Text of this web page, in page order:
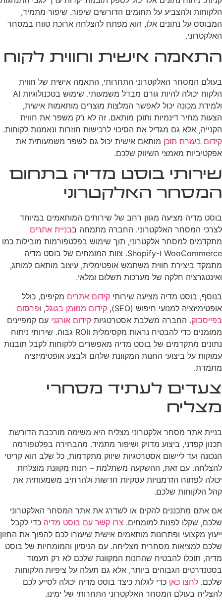
הלקוחות ולהצביע על תחומים הדורשים שיפור. שיפור מתמיד,
המבוסס על נתונים אלו, הוא מפתח להצלחה ארוכת טווח במסחר
האלקטרוני.
התאמה אישית וחווית לקוח
בעולם המסחר האלקטרוני התחרותי, התאמה אישית של חווית
הלקוח יכולה להיות גורם מבדל משמעותי. שימוש בטכנולוגיות AI
ולמידת מכונה יכול לאפשר המלצות מוצרים מותאמות אישית,
הצעות מחיר דינמיות ותוכן מותאם. זה לא רק משפר את חווית
הקנייה, אלא גם מגדיל את הסיכוי לרכישות חוזרות ונאמנות לקוחות.
קידום בעזרת תוכן מותאם אישית יכול גם לשפר משמעותית את
אפקטיביות מאמצי השיווק שלכם.
שירותי בוסט מדיה בתחום
המסחר האלקטרוני
בוסט מדיה מציעה מגוון רחב של שירותים המותאמים במיוחד
לצרכי המסחר האלקטרוני. החברה מתמחה בבניית אתרים
מתקדמים למסחר אלקטרוני, תוך שימוש בפלטפורמות מובילות כמו
WooCommerce ו-Shopify. צוות המומחים של בוסט מדיה
מתמקד ביצירת חווית משתמש אופטימלית, עיצוב מותאם למותג,
ואינטגרציה חלקה של מערכות תשלום ומלאי.
בנוסף, בוסט מדיה מציעה שירותי קידום אתרים מקיפים, כולל
אופטימיזציה למנועי חיפוש (SEO),
קידום ממומן בגוגל, ופרסום
בפייסבוק. החברה משלבת אסטרטגיות קידום אורגני עם קמפיינים
ממומנים כדי להבטיח נראות מקסימלית וROI גבוה. שירותי ניתוח
נתונים מתקדמים של בוסט מדיה מאפשרים ללקוחות לקבל תובנות
עמוקות על ביצועי החנות המקוונת שלהם ולבצע אופטימיזציה
מתמדת.
צעדים לעתיד מסחרי
מצליח
בניית אתר מסחר אלקטרוני מצליח היא משימה מורכבת הדורשת
תכנון קפדני, ביצוע מדויק ושיפור מתמיד. מהבחירה בפלטפורמה
הנכונה ועד ליישום אסטרטגיות שיווק מתקדמות, כל שלב הוא קריטי
להצלחה. עם זאת, ההשקעה משתלמת – חנות מקוונת מוצלחת
יכולה לפתוח הזדמנויות עסקיות חדשות ולהרחיב משמעותית את
קהל הלקוחות שלכם.
אם אתם מתכננים להקים או לשדרג את אתר המסחר האלקטרוני
שלכם, שקלו לפנות למומחים. צרו קשר עם בוסט מדיה כדי לקבל
ייעוץ מקצועי ופתרונות מותאמים אישית שיעזרו לכם להפוך את החזון
שלכם למציאות מסחרית מצליחה. עם הניסיון והמומחיות של בוסט
מדיה, תוכלו להבטיח שהחנות המקוונת שלכם לא רק תעמוד
בסטנדרטים הגבוהים ביותר, אלא גם תעלה על ציפיות הלקוחות
שלכם. לחצו כאן כדי לגלות כיצד בוסט מדיה יכולה לסייע לכם
להצליח בעולם המסחר האלקטרוני התחרותי של ימינו.